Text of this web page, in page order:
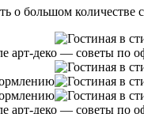
о большом количестве